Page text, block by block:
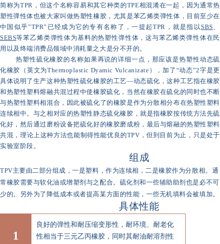
简称为TPR，但这个名称容易和其它种类的TPE相混淆在一起，因为通常热
塑性弹性体也被大家叫做热塑性橡胶，尤其是苯乙烯类弹性体，目前至少在
中国似乎”TPR”已经成为它的专有名称了，一提起TPR，就是指以SBS、
SEBS等苯乙烯类弹性体为基料的热塑性弹性体，这与苯乙烯类弹性体在民
用以及终端消费品领域中消耗量之大是分不开的。
热塑性硫化橡胶的名称如果再说的详细一点，那应该是热塑性动态硫
化橡胶（英文为Thermoplastic Dyamic Vulcanizate），加了“动态”2字是更
具体说明了生产这种热塑性硫化橡胶的工艺—动态硫化，这种工艺指在橡胶
和热塑性塑料熔融共混过程中使橡胶硫化，当然在橡胶在硫化的同时也不断
与热塑性塑料相混合，因此被硫化了的橡胶是作为分散相分布在热塑性塑料
连续相中。与之相对应的热塑性静态硫化橡胶，就是指橡胶按传统方法先硫
化好，然后通过磨粉设备把硫化好的橡胶磨成粉，最后与熔融的热塑性塑料
共混，理论上这种方法也能制得性能优良的TPV，但到目前为止，只是处于
实验室阶段。
组成
TPV主要由二部分组成，一是塑料，作为连续相，二是橡胶作为分散相。通
常橡胶需要与软化油或增塑剂与之配合。硫化剂和一些辅助助剂也是必不可
少的。另外为了降低成本或者提高某方面的性能，一些无机填料会被填加。
具体性能
1
良好的弹性和耐压缩变形性，耐环境、耐老化
性相当于三元乙丙橡胶，同时其耐油耐溶剂性